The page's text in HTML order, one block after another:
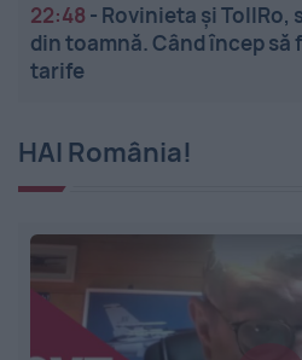
22:48 - Rovinieta și
din toamnă. Când încep
tarife
HAI România!